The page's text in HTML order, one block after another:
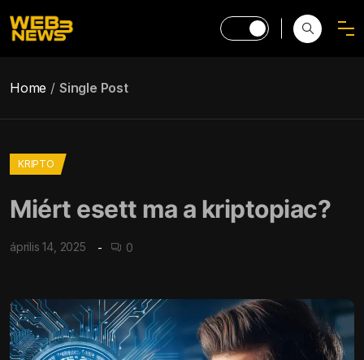
Home Single Post
KRIPTO
Miért esett ma a kriptopiac?
április 14, 2025 0